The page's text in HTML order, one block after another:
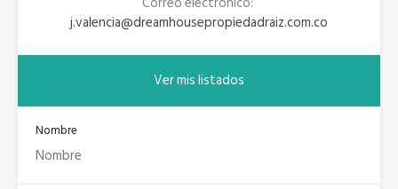
j.valencia@dreamhousepropiedadraiz.com.co
Ver mis listados
Nombre